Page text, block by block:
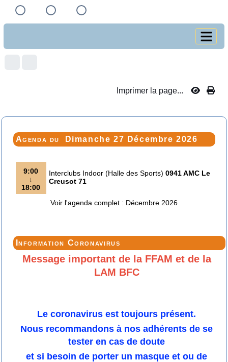
Imprimer la page...
Agenda du Dimanche 27 Décembre 2026
9:00
↓
18:00
Interclubs Indoor (Halle des Sports) 0941 AMC Le
Creusot 71
Voir l'agenda complet : Décembre 2026
Information Coronavirus
Message important de la FFAM et de la
LAM BFC
Le coronavirus est toujours présent.
Nous recommandons à nos adhérents de se
tester en cas de doute
et si besoin de porter un masque et ou de